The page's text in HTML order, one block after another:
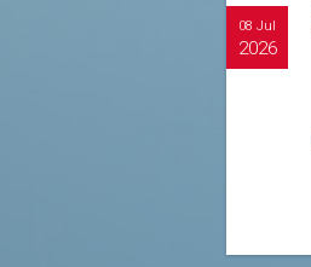
08 Jul
2026